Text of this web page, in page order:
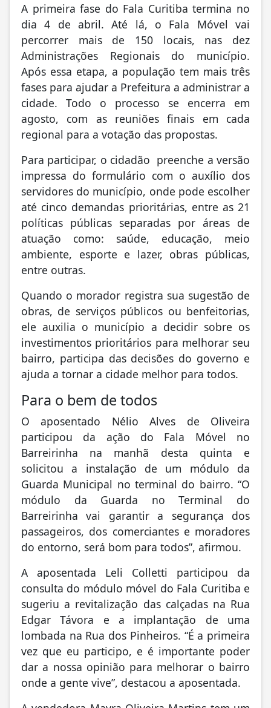
A primeira fase do Fala Curitiba termina no
dia 4 de abril. Até lá, o Fala Móvel vai
percorrer mais de 150 locais, nas dez
Administrações Regionais do município.
Após essa etapa, a população tem mais três
fases para ajudar a Prefeitura a administrar a
cidade. Todo o processo se encerra em
agosto, com as reuniões finais em cada
regional para a votação das propostas.
Para participar, o cidadão preenche a versão
impressa do formulário com o auxílio dos
servidores do município, onde pode escolher
até cinco demandas prioritárias, entre as 21
políticas públicas separadas por áreas de
atuação como: saúde, educação, meio
ambiente, esporte e lazer, obras públicas,
entre outras.
Quando o morador registra sua sugestão de
obras, de serviços públicos ou benfeitorias,
ele auxilia o município a decidir sobre os
investimentos prioritários para melhorar seu
bairro, participa das decisões do governo e
ajuda a tornar a cidade melhor para todos.
Para o bem de todos
O aposentado Nélio Alves de Oliveira
participou da ação do Fala Móvel no
Barreirinha na manhã desta quinta e
solicitou a instalação de um módulo da
Guarda Municipal no terminal do bairro. “O
módulo da Guarda no Terminal do
Barreirinha vai garantir a segurança dos
passageiros, dos comerciantes e moradores
do entorno, será bom para todos”, afirmou.
A aposentada Leli Colletti participou da
consulta do módulo móvel do Fala Curitiba e
sugeriu a revitalização das calçadas na Rua
Edgar Távora e a implantação de uma
lombada na Rua dos Pinheiros. “É a primeira
vez que eu participo, e é importante poder
dar a nossa opinião para melhorar o bairro
onde a gente vive”, destacou a aposentada.